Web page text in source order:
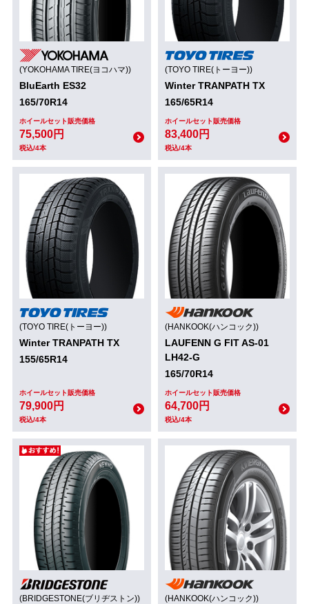
(YOKOHAMA TIRE(ヨコハマ))
BluEarth ES32
165/70R14
ホイールセット販売価格
75,500円
税込/4本
(TOYO TIRE(トーヨー))
Winter TRANPATH TX
165/65R14
ホイールセット販売価格
83,400円
税込/4本
(TOYO TIRE(トーヨー))
Winter TRANPATH TX
155/65R14
ホイールセット販売価格
79,900円
税込/4本
(HANKOOK(ハンコック))
LAUFENN G FIT AS-01
LH42-G
165/70R14
ホイールセット販売価格
64,700円
税込/4本
(BRIDGESTONE(ブリヂストン)) (HANKOOK(ハンコック))